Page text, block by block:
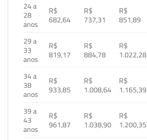
24 a
28
anos
R$
682,64
R$
737,31
R$
851,89
29 a
33
anos
R$
819,17
R$
884,78
R$
1.022,28
34 a
38
anos
R$
933,85
R$
1.008,64
R$
1.165,39
39 a
43
anos
R$
961,87
R$
1.038,90
R$
1.200,35